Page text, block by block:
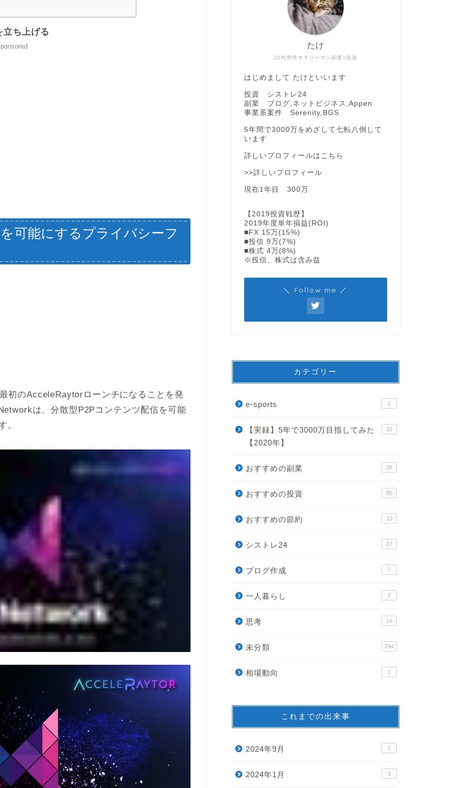
ち上げる
可能にするプライバシーフ
初のAcceleRaytorローンチになることを発
は、分散型P2Pコンテンツ配信を可能
。
20代男性サラリーマン副業×投資
たけ
はじめまして たけといいます
投資 シストレ24
副業 ブログ,ネットビジネス,Appen
事業系案件 Serenity,BGS
5年間で3000万をめざして七転八倒して
います
詳しいプロフィールはこちら
>>詳しいプロフィール
現在1年目 300万
【2019投資戦歴】
2019年度単年損益(ROI)
■FX 15万(15%)
■投信 9万(7%)
■株式 4万(8%)
※投信、株式は含み益
＼ Follow me ／
カテゴリー
e-sports 2
【実録】5年で3000万目指してみた
【2020年】
10
おすすめの副業 25
おすすめの投資 85
おすすめの節約 10
シストレ24 27
ブログ作成 7
一人暮らし 2
思考 10
未分類 294
相場動向 1
これまでの出来事
2024年9月 1
2024年1月 3